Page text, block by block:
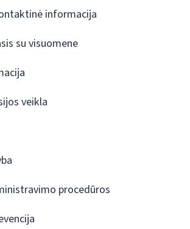
informacija
su visuomene
veikla
procedūros